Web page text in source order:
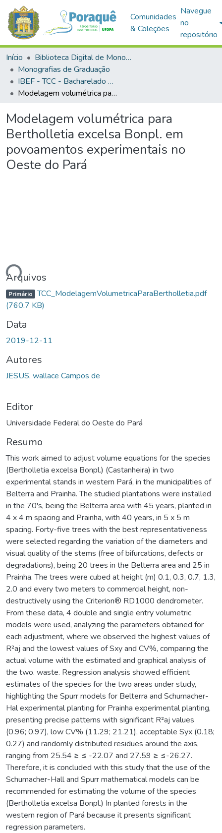
Comunidades
& Coleções
Navegue
no
repositório
Início
Biblioteca Digital de Monografias (BDM)
Monografias de Graduação
IBEF - TCC - Bacharelado em Engenharia Florestal
Modelagem volumétrica para Bertholletia excelsa Bonpl. em povoamentos experimentais no Oeste do Pará
Modelagem volumétrica para
Bertholletia excelsa Bonpl. em
povoamentos experimentais no
Oeste do Pará
Arquivos
Primário TCC_ModelagemVolumetricaParaBertholletia.pdf
(760.7 KB)
Data
2019-12-11
Autores
JESUS, wallace Campos de
Editor
Universidade Federal do Oeste do Pará
Resumo
This work aimed to adjust volume equations for the species
(Bertholletia excelsa Bonpl.) (Castanheira) in two
experimental stands in western Pará, in the municipalities of
Belterra and Prainha. The studied plantations were installed
in the 70's, being the Belterra area with 45 years, planted in
4 x 4 m spacing and Prainha, with 40 years, in 5 x 5 m
spacing. Forty-five trees with the best representativeness
were selected regarding the variation of the diameters and
visual quality of the stems (free of bifurcations, defects or
degradations), being 20 trees in the Belterra area and 25 in
Prainha. The trees were cubed at height (m) 0.1, 0.3, 0.7, 1.3,
2.0 and every two meters to commercial height, non-
destructively using the Criterion® RD1000 dendrometer.
From these data, 4 double and single entry volumetric
models were used, analyzing the parameters obtained for
each adjustment, where we observed the highest values of
R²aj and the lowest values of Sxy and CV%, comparing the
actual volume with the estimated and graphical analysis of
the two. waste. Regression analysis showed efficient
estimates of the species for the two areas under study,
highlighting the Spurr models for Belterra and Schumacher-
Hal experimental planting for Prainha experimental planting,
presenting precise patterns with significant R²aj values
(0.96; 0.97), low CV% (11.29; 21.21), acceptable Syx (0.18;
0.27) and randomly distributed residues around the axis,
ranging from 25.54 ≥ ≤ -22.07 and 27.59 ≥ ≤-26.27.
Therefore, it is concluded with this study that the use of the
Schumacher-Hall and Spurr mathematical models can be
recommended for estimating the volume of the species
(Bertholletia excelsa Bonpl.) In planted forests in the
western region of Pará because it presents significant
regression parameters.